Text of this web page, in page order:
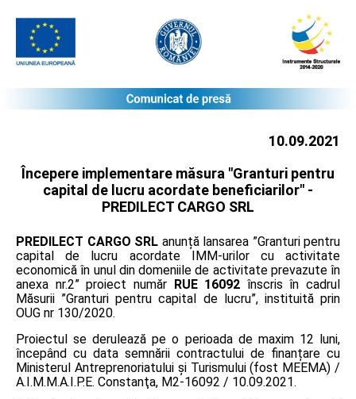
10.09.2021
Începere implementare măsura "Granturi pentru
capital de lucru acordate beneficiarilor" -
PREDILECT CARGO SRL
PREDILECT CARGO SRL anunță lansarea ”Granturi pentru
capital de lucru acordate IMM-urilor cu activitate
economică în unul din domeniile de activitate prevazute în
anexa nr.2” proiect număr RUE 16092 înscris în cadrul
Măsurii ”Granturi pentru capital de lucru”, instituită prin
OUG nr 130/2020.
Proiectul se derulează pe o perioada de maxim 12 luni,
începând cu data semnării contractului de finanțare cu
Ministerul Antreprenoriatului și Turismului (fost MEEMA) /
A.I.M.M.A.I.P.E. Constanţa, M2-16092 / 10.09.2021.